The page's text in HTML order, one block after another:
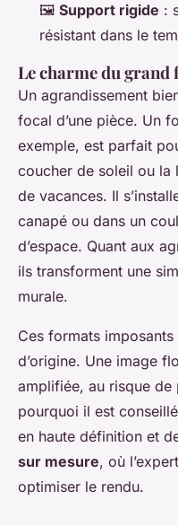
🖼️ Support rigide :
résistant dans le
Le charme du
Un agrandissement
focal d’une pièce. Un
exemple, est parfait
coucher de soleil ou la
de vacances. Il
canapé ou dans un
d’espace. Quant aux
ils transforment une
murale.
Ces formats
d’origine. Une image
amplifiée, au risque de
pourquoi il est
en haute définition et
sur mesure, où
optimiser le rendu.